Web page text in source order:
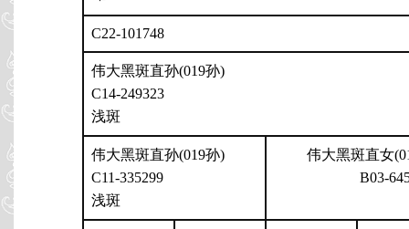
C22-101748
伟大黑斑直孙(019孙)
C14-249323
浅斑
伟大黑斑直孙(019孙)
C11-335299
浅斑
伟大黑斑直女
B03-